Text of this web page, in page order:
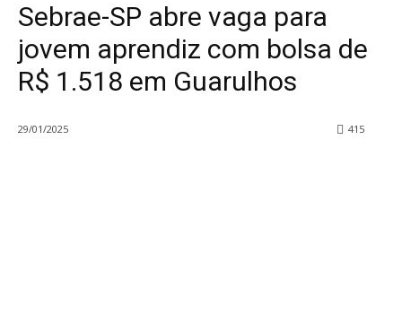
Sebrae-SP abre vaga para
jovem aprendiz com bolsa de
R$ 1.518 em Guarulhos
29/01/2025 415